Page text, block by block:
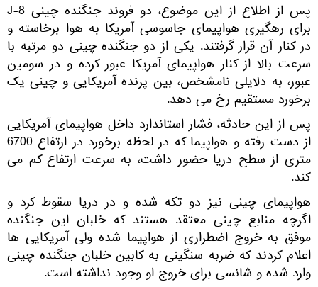
پس از اطلاع از این موضوع، دو فروند جنگنده چینی J-8
برای رهگیری هواپیمای جاسوسی آمریکا به هوا برخاسته و
در کنار آن قرار گرفتند. یکی از دو جنگنده چینی دو مرتبه با
سرعت بالا از کنار هواپیمای آمریکا عبور کرده و در سومین
عبور، به دلایلی نامشخص، بین پرنده آمریکایی و چینی یک
برخورد مستقیم رخ می دهد.
پس از این حادثه، فشار استاندارد داخل هواپیمای آمریکایی
از دست رفته و هواپیما که در لحظه برخورد در ارتفاع 6700
متری از سطح دریا حضور داشت، به سرعت ارتفاع کم می
کند.
هواپیمای چینی نیز دو تکه شده و در دریا سقوط کرد و
اگرچه منابع چینی معتقد هستند که خلبان این جنگنده
موفق به خروج اضطراری از هواپیما شده ولی آمریکایی ها
اعلام کردند که ضربه سنگینی به کابین خلبان جنگنده چینی
وارد شده و شانسی برای خروج او وجود نداشته است.